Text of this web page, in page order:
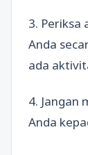
3. Periksa
Anda
ada
4. Jangan
Anda